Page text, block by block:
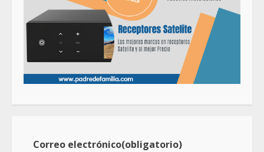
Correo electrónico(obligatorio)